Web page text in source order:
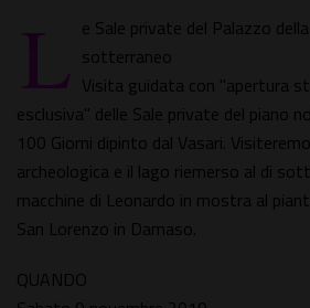
L e Sale private del Palazzo
sotterraneo
Visita guidata con "apertura
esclusiva" delle Sale private del piano
100 Giorni dipinto dal Vasari.
archeologica e il lago riemerso al di
macchine di Leonardo in mostra al
San Lorenzo in Damaso.
QUANDO